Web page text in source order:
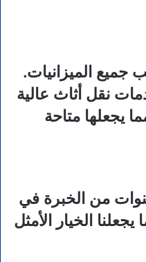
جميع الميزانيات.
نقل أثاث عالية
يجعلها متاحة
من الخبرة في
الخيار الأمثل